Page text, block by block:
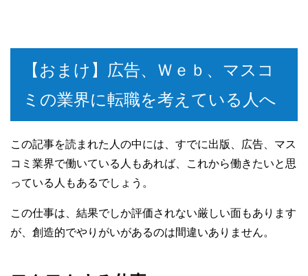
【おまけ】広告、Ｗｅｂ、マスコ
ミの業界に転職を考えている人へ
この記事を読まれた人の中には、すでに出版、広告、マス
コミ業界で働いている人もあれば、これから働きたいと思
っている人もあるでしょう。
この仕事は、結果でしか評価されない厳しい面もあります
が、創造的でやりがいがあるのは間違いありません。